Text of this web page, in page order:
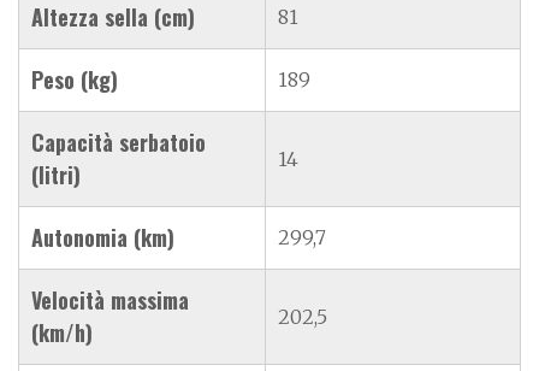
Altezza sella (cm) 81
Peso (kg) 189
Capacità serbatoio
(litri)
14
Autonomia (km) 299,7
Velocità massima
(km/h)
202,5